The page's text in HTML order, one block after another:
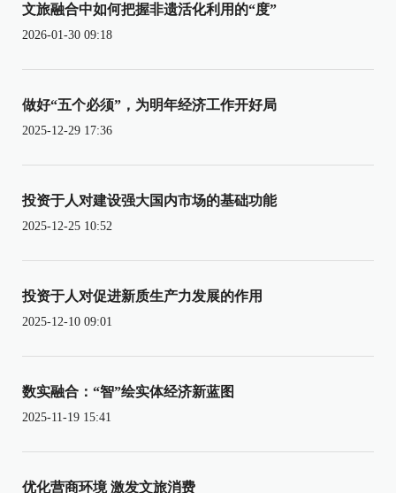
文旅融合中如何把握非遗活化利用的“度”
2026-01-30 09:18
做好“五个必须”，为明年经济工作开好局
2025-12-29 17:36
投资于人对建设强大国内市场的基础功能
2025-12-25 10:52
投资于人对促进新质生产力发展的作用
2025-12-10 09:01
数实融合：“智”绘实体经济新蓝图
2025-11-19 15:41
优化营商环境 激发文旅消费